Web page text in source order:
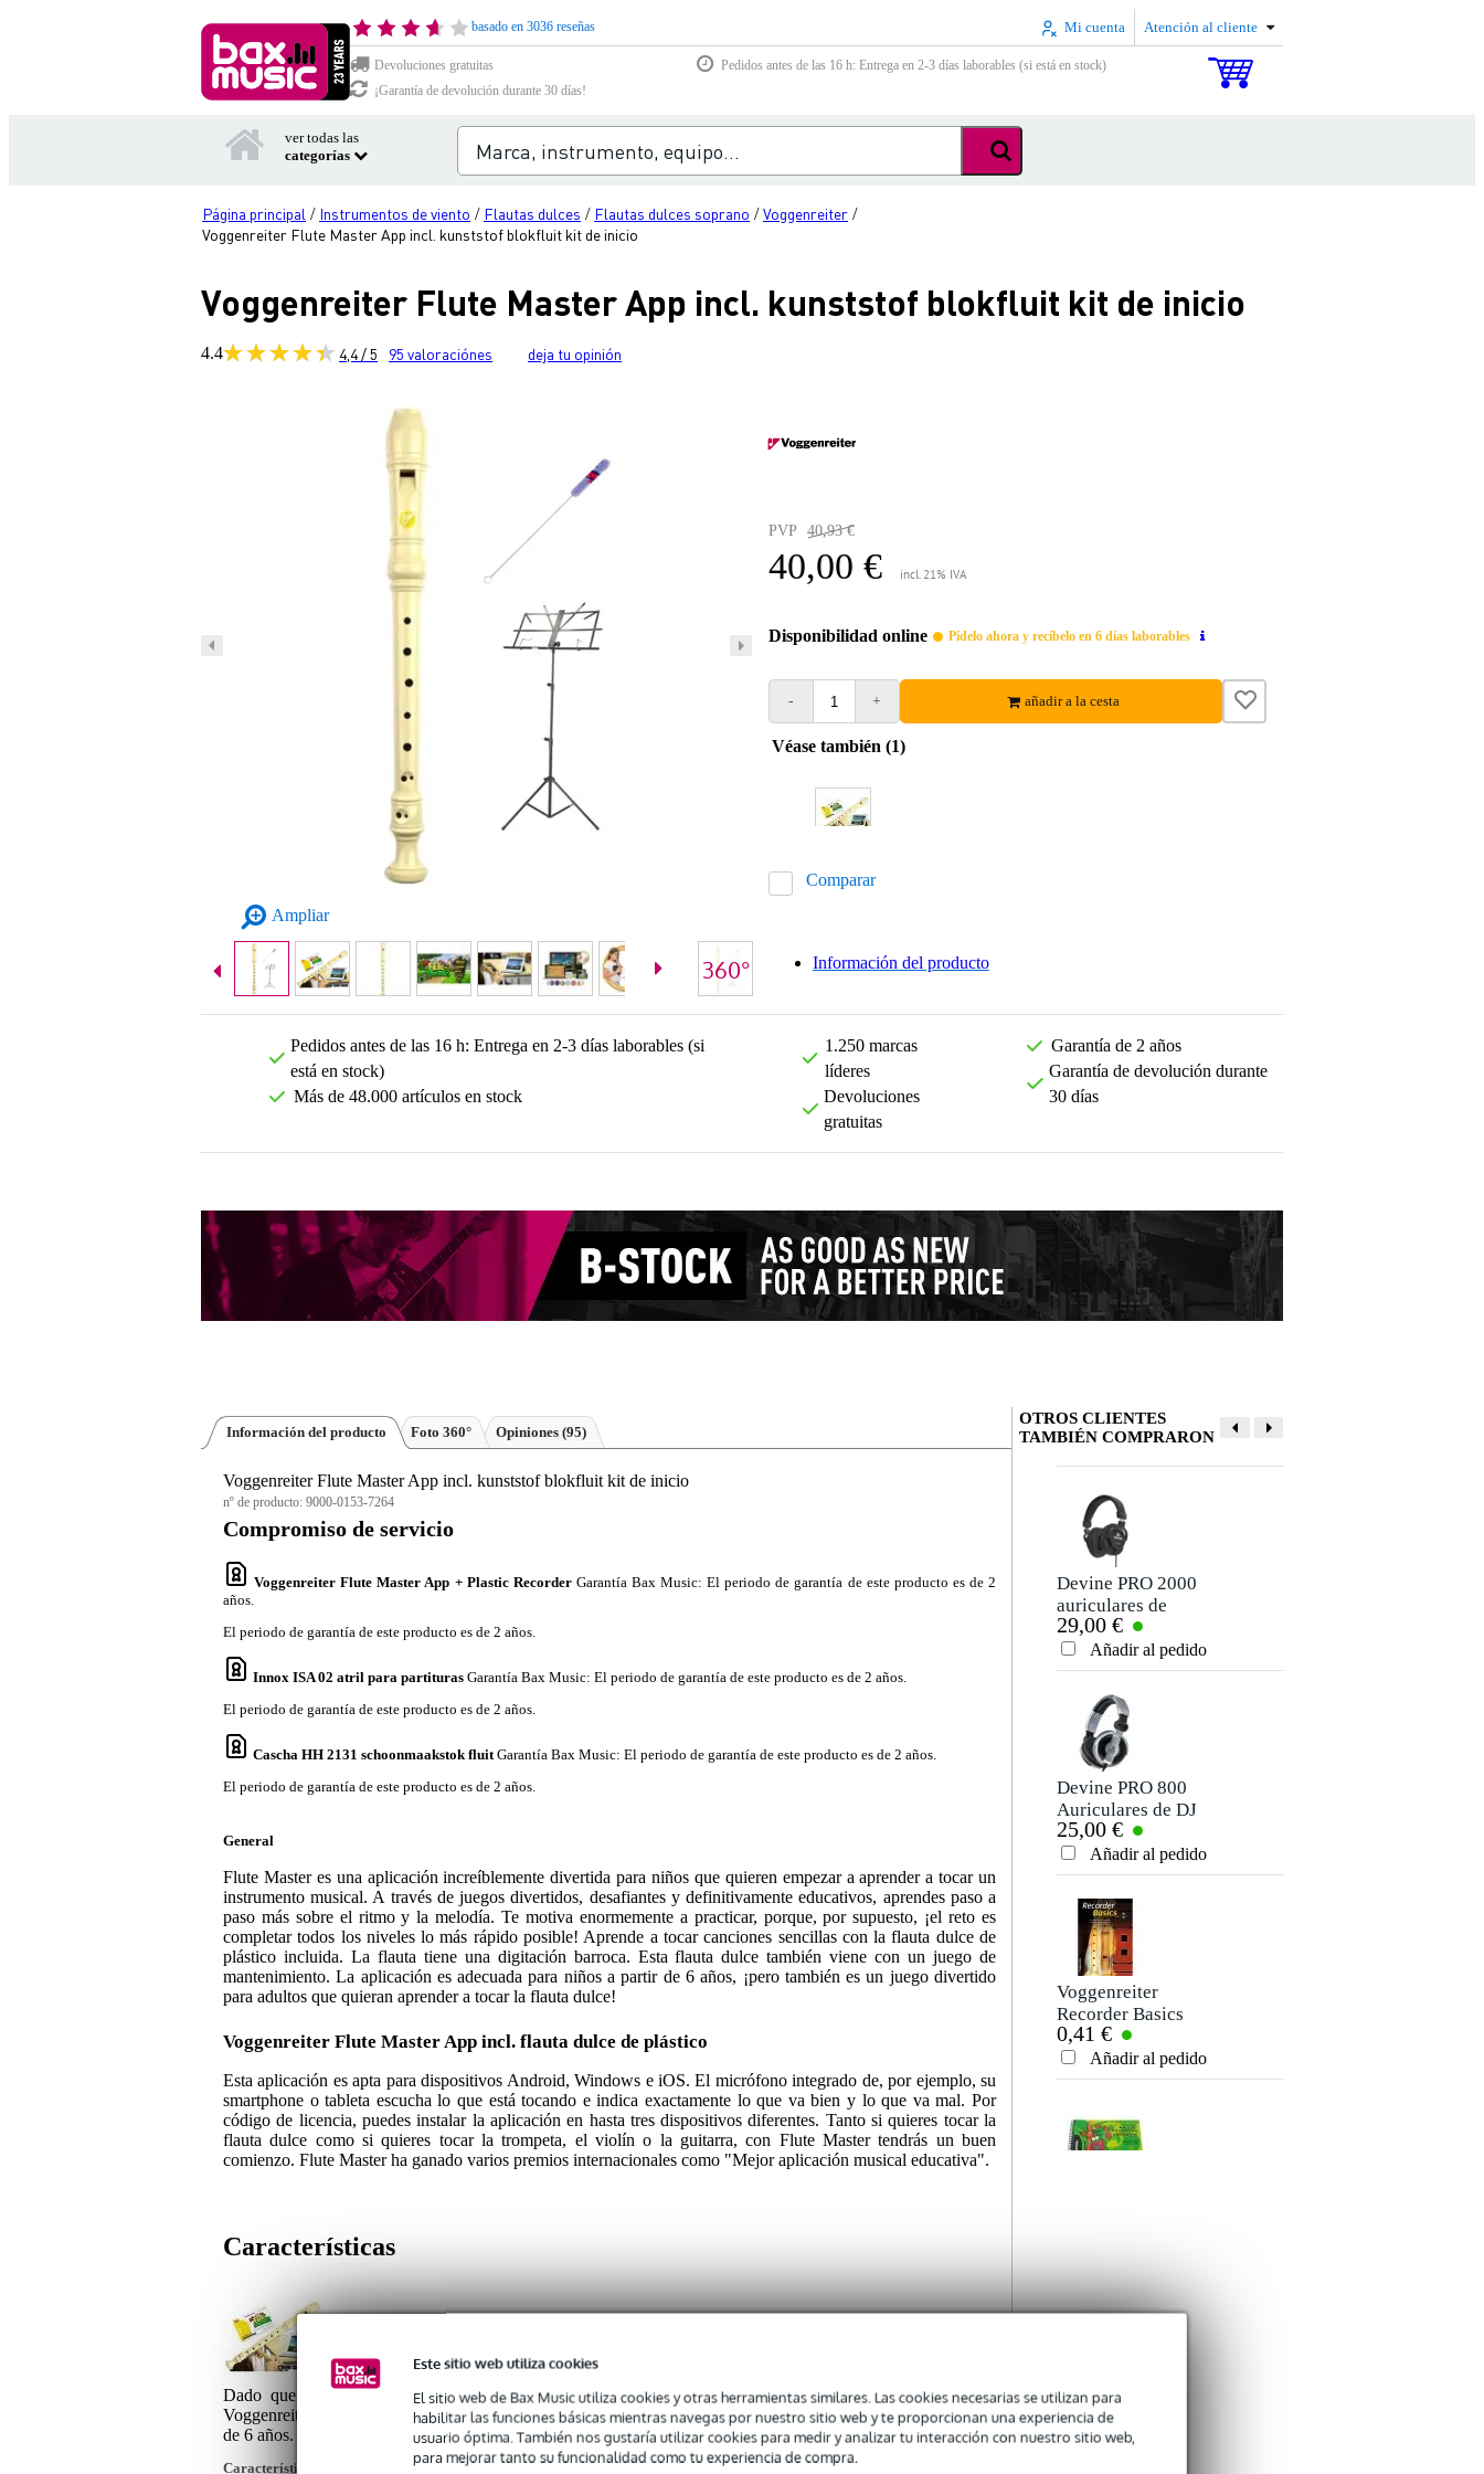
Este sitio web utiliza cookies
El sitio web de Bax Music utiliza cookies y otras herramientas similares. Las cookies necesarias se utilizan para
habilitar las funciones básicas mientras navegas por nuestro sitio web y te proporcionan una experiencia de
usuario óptima. También nos gustaría utilizar cookies para medir y analizar tu interacción con nuestro sitio web,
para mejorar tanto su funcionalidad como tu experiencia de compra.
basado en 3036 reseñas Mi cuenta Atención al cliente
Devoluciones gratuitas
Pedidos antes de las 16 h: Entrega en 2-3 días laborables (si está en stock)
¡Garantía de devolución durante 30 días!
ver todas las
categorías
Página principal / Instrumentos de viento / Flautas dulces / Flautas dulces soprano /Voggenreiter /
Voggenreiter Flute Master App incl. kunststof blokfluit kit de inicio
Voggenreiter Flute Master App incl. kunststof blokfluit kit de inicio
4.4 4,4 / 5 95 valoraciónes deja tu opinión
Ampliar
PVP 40,93 €
40,00 € incl. 21% IVA
Disponibilidad online Pídelo ahora y recíbelo en 6 días laborables
- + añadir a la cesta
Véase también (1)
Comparar
Información del producto
Pedidos antes de las 16 h: Entrega en 2-3 días laborables (si
está en stock)
Más de 48.000 artículos en stock
1.250 marcas
líderes
Devoluciones
gratuitas
Garantía de 2 años
Garantía de devolución durante
30 días
Información del producto Foto 360° Opiniones (95)
Voggenreiter Flute Master App incl. kunststof blokfluit kit de inicio
nº de producto: 9000-0153-7264
Compromiso de servicio
Voggenreiter Flute Master App + Plastic RecorderGarantía Bax Music: El periodo de garantía de este producto es de 2
años.
El periodo de garantía de este producto es de 2 años.
Innox ISA 02 atril para partituras Garantía Bax Music: El periodo de garantía de este producto es de 2 años.
El periodo de garantía de este producto es de 2 años.
Cascha HH 2131 schoonmaakstok fluit Garantía Bax Music: El periodo de garantía de este producto es de 2 años.
El periodo de garantía de este producto es de 2 años.
General
Flute Master es una aplicación increíblemente divertida para niños que quieren empezar a aprender a tocar un
instrumento musical. A través de juegos divertidos, desafiantes y definitivamente educativos, aprendes paso a
paso más sobre el ritmo y la melodía. Te motiva enormemente a practicar, porque, por supuesto, ¡el reto es
completar todos los niveles lo más rápido posible! Aprende a tocar canciones sencillas con la flauta dulce de
plástico incluida. La flauta tiene una digitación barroca. Esta flauta dulce también viene con un juego de
mantenimiento. La aplicación es adecuada para niños a partir de 6 años, ¡pero también es un juego divertido
para adultos que quieran aprender a tocar la flauta dulce!
Voggenreiter Flute Master App incl. flauta dulce de plástico
Esta aplicación es apta para dispositivos Android, Windows e iOS. El micrófono integrado de, por ejemplo, su
smartphone o tableta escucha lo que está tocando e indica exactamente lo que va bien y lo que va mal. Por
código de licencia, puedes instalar la aplicación en hasta tres dispositivos diferentes. Tanto si quieres tocar la
flauta dulce como si quieres tocar la trompeta, el violín o la guitarra, con Flute Master tendrás un buen
comienzo. Flute Master ha ganado varios premios internacionales como "Mejor aplicación musical educativa".
Características
Dado que estudiar un libro árido y aburrido puede resultar menos motivador para los niños pequeños,
Voggenreiter ofrece la aplicación Flute Master: un juego educativo e interactivo desarrollado para niños a partir
de 6 años. Incluye una flauta de plástico.
Características del producto
OTROS CLIENTES
TAMBIÉN COMPRARON
Devine PRO 2000
auriculares de
estudio
29,00 €
Añadir al pedido
Devine PRO 800
Auriculares de DJ
25,00 €
Añadir al pedido
Voggenreiter
Recorder Basics
Edición en inglés
0,41 €
Añadir al pedido
Devine PRO 1000
auriculares
12,50 €